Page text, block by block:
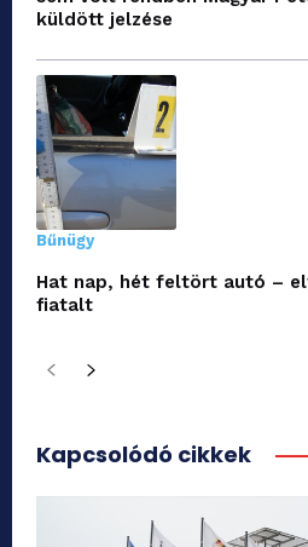
küldött jelzése
Bűnügy
Hat nap, hét feltört autó –
fiatalt
Kapcsolódó cikkek